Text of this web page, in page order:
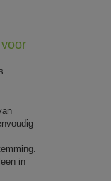
in